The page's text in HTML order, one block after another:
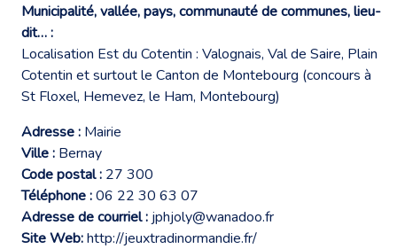
Municipalité, vallée, pays, communauté de communes, lieu-
dit… :
Localisation Est du Cotentin : Valognais, Val de Saire, Plain
Cotentin et surtout le Canton de Montebourg (concours à
St Floxel, Hemevez, le Ham, Montebourg)
Adresse : Mairie
Ville : Bernay
Code postal : 27 300
Téléphone :06 22 30 63 07
Adresse de courriel : jphjoly@wanadoo.fr
Site Web:http://jeuxtradinormandie.fr/